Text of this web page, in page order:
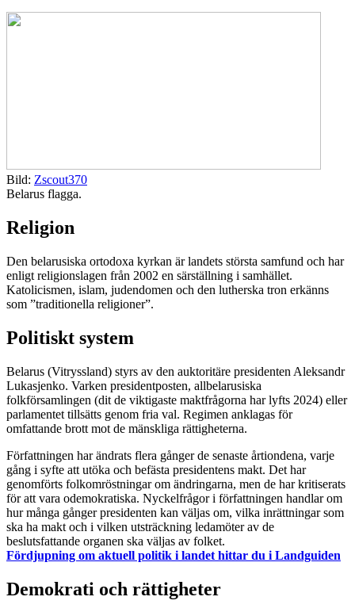
Bild: Zscout370
Belarus flagga.
Religion
Den belarusiska ortodoxa kyrkan är landets största samfund och har
enligt religionslagen från 2002 en särställning i samhället.
Katolicismen, islam, judendomen och den lutherska tron erkänns
som ”traditionella religioner”.
Politiskt system
Belarus (Vitryssland) styrs av den auktoritäre presidenten Aleksandr
Lukasjenko. Varken presidentposten, allbelarusiska
folkförsamlingen (dit de viktigaste maktfrågorna har lyfts 2024) eller
parlamentet tillsätts genom fria val. Regimen anklagas för
omfattande brott mot de mänskliga rättigheterna.
Författningen har ändrats flera gånger de senaste årtiondena, varje
gång i syfte att utöka och befästa presidentens makt. Det har
genomförts folkomröstningar om ändringarna, men de har kritiserats
för att vara odemokratiska. Nyckelfrågor i författningen handlar om
hur många gånger presidenten kan väljas om, vilka inrättningar som
ska ha makt och i vilken utsträckning ledamöter av de
beslutsfattande organen ska väljas av folket.
Fördjupning om aktuell politik i landet hittar du i Landguiden
Demokrati och rättigheter